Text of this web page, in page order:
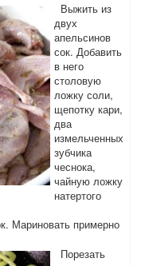
Выжить из
двух
апельсинов
сок. Добавить
в него
столовую
ложку соли,
щепотку кари,
два
измельченных
зубчика
чеснока,
чайную ложку
натертого
Мариновать примерно
Порезать